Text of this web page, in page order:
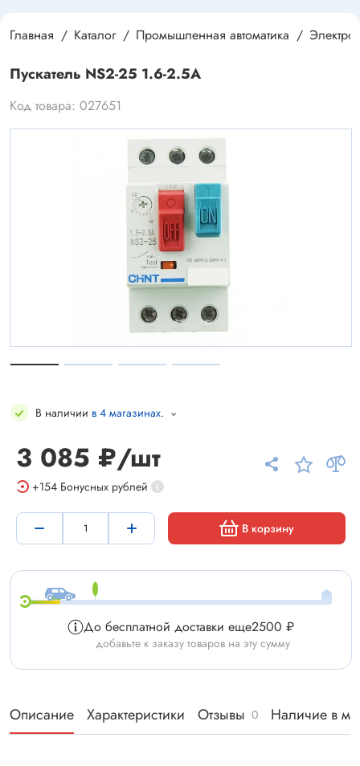
Главная Каталог Промышленная автоматика
Пускатель NS2-25 1.6-2.5A
Код товара: 027651
В наличии в 4 магазинах.
3 085 ₽/шт
+154 Бонусных рублей
В корзину
До бесплатной доставки еще2500 ₽
добавьте к заказу товаров на эту сумму
Описание Характеристики Отзывы 0 Наличие в